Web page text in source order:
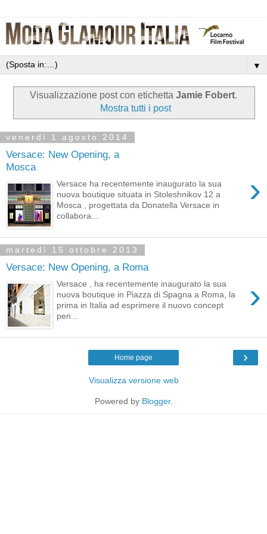
▼
Visualizzazione post con etichetta Jamie Fobert.
Mostra tutti i post
venerdì 1 agosto 2014
Versace: New Opening, a
Mosca
›
Versace ha recentemente inaugurato la sua
nuova boutique situata in Stoleshnikov 12 a
Mosca , progettata da Donatella Versace in
collabora...
martedì 15 ottobre 2013
Versace: New Opening, a Roma
›
Versace , ha recentemente inaugurato la sua
nuova boutique in Piazza di Spagna a Roma, la
prima in Italia ad esprimere il nuovo concept
pen...
›
Home page
Visualizza versione web
Powered by Blogger.